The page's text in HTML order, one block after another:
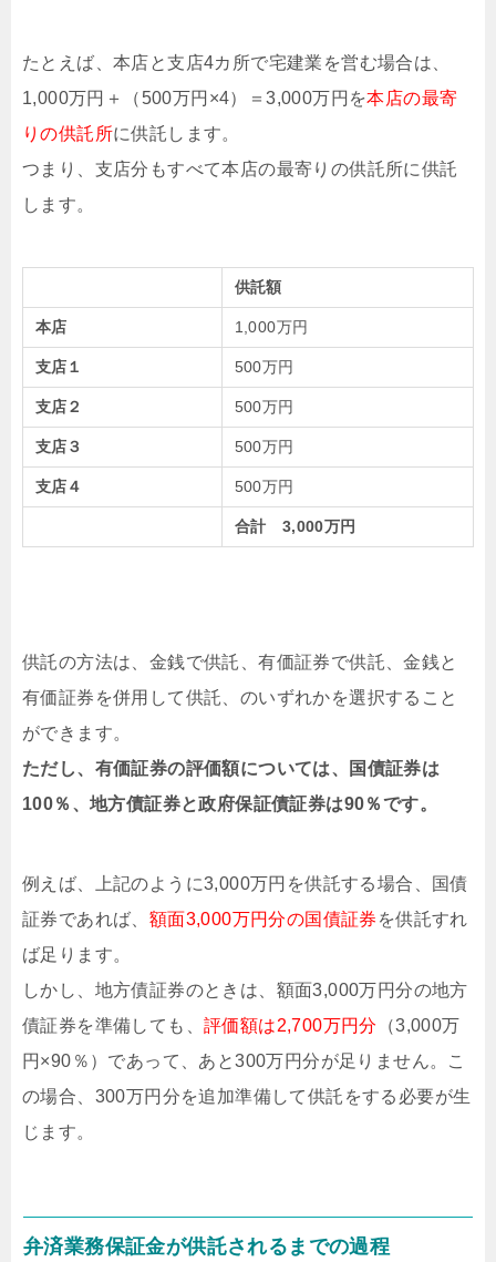
たとえば、本店と支店4カ所で宅建業を営む場合は、
1,000万円＋（500万円×4）＝3,000万円を本店の最寄
りの供託所に供託します。
つまり、支店分もすべて本店の最寄りの供託所に供託
します。
供託額
本店 1,000万円
支店１ 500万円
支店２ 500万円
支店３ 500万円
支店４ 500万円
合計 3,000万円
供託の方法は、金銭で供託、有価証券で供託、金銭と
有価証券を併用して供託、のいずれかを選択すること
ができます。
ただし、有価証券の評価額については、国債証券は
100％、地方債証券と政府保証債証券は90％です。
例えば、上記のように3,000万円を供託する場合、国債
証券であれば、 額面3,000万円分の国債証券 を供託すれ
ば足ります。
しかし、地方債証券のときは、額面3,000万円分の地方
債証券を準備しても、 評価額は2,700万円分
（3,000万
円×90％）であって、あと300万円分が足りません。こ
の場合、300万円分を追加準備して供託をする必要が生
じます。
弁済業務保証金が供託されるまでの過程